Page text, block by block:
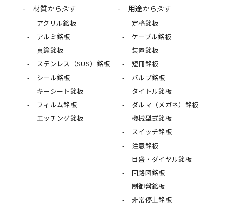
材質から探す
アクリル銘板
アルミ銘板
真鍮銘板
ステンレス（SUS）銘板
シール銘板
キーシート銘板
フィルム銘板
エッチング銘板
用途から探す
定格銘板
ケーブル銘板
装置銘板
短冊銘板
バルブ銘板
タイトル銘板
ダルマ（メガネ）銘板
機械型式銘板
スイッチ銘板
注意銘板
目盛・ダイヤル銘板
回路図銘板
制御盤銘板
非常停止銘板